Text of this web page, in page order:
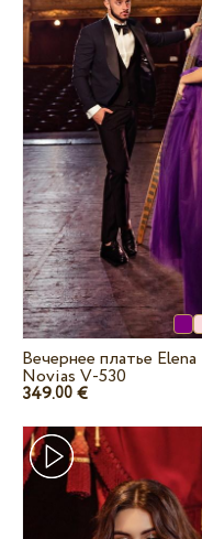
Вечернее платье Elena
Novias V-530
349.00 €